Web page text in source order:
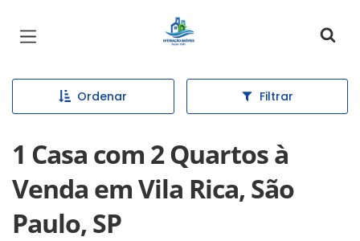
Página inicial
Ordenar Filtrar
1 Casa com 2 Quartos à
Venda em Vila Rica, São
Paulo, SP